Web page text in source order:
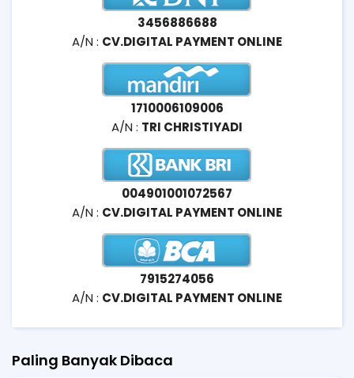
3456886688
A/N : CV.DIGITAL PAYMENT ONLINE
1710006109006
A/N : TRI CHRISTIYADI
004901001072567
A/N : CV.DIGITAL PAYMENT ONLINE
7915274056
A/N : CV.DIGITAL PAYMENT ONLINE
Paling Banyak Dibaca